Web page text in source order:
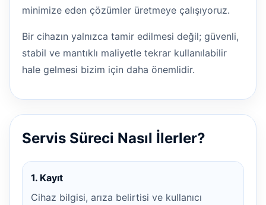
minimize eden çözümler üretmeye çalışıyoruz.
Bir cihazın yalnızca tamir edilmesi değil; güvenli,
stabil ve mantıklı maliyetle tekrar kullanılabilir
hale gelmesi bizim için daha önemlidir.
Servis Süreci Nasıl İlerler?
1. Kayıt
Cihaz bilgisi, arıza belirtisi ve kullanıcı